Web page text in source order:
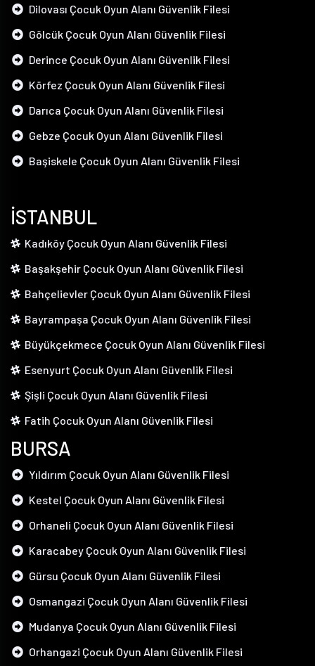
Dilovası Çocuk Oyun Alanı Güvenlik Filesi
Gölcük Çocuk Oyun Alanı Güvenlik Filesi
Derince Çocuk Oyun Alanı Güvenlik Filesi
Körfez Çocuk Oyun Alanı Güvenlik Filesi
Darıca Çocuk Oyun Alanı Güvenlik Filesi
Gebze Çocuk Oyun Alanı Güvenlik Filesi
Başiskele Çocuk Oyun Alanı Güvenlik Filesi
İSTANBUL
Kadıköy Çocuk Oyun Alanı Güvenlik Filesi
Başakşehir Çocuk Oyun Alanı Güvenlik Filesi
Bahçelievler Çocuk Oyun Alanı Güvenlik Filesi
Bayrampaşa Çocuk Oyun Alanı Güvenlik Filesi
Büyükçekmece Çocuk Oyun Alanı Güvenlik Filesi
Esenyurt Çocuk Oyun Alanı Güvenlik Filesi
Şişli Çocuk Oyun Alanı Güvenlik Filesi
Fatih Çocuk Oyun Alanı Güvenlik Filesi
BURSA
Yıldırım Çocuk Oyun Alanı Güvenlik Filesi
Kestel Çocuk Oyun Alanı Güvenlik Filesi
Orhaneli Çocuk Oyun Alanı Güvenlik Filesi
Karacabey Çocuk Oyun Alanı Güvenlik Filesi
Gürsu Çocuk Oyun Alanı Güvenlik Filesi
Osmangazi Çocuk Oyun Alanı Güvenlik Filesi
Mudanya Çocuk Oyun Alanı Güvenlik Filesi
Orhangazi Çocuk Oyun Alanı Güvenlik Filesi